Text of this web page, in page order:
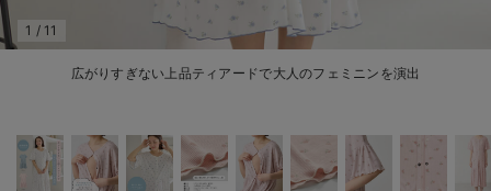
快適機能ウェア特集 パジャマ
erbaviva（エルバビーバ）
ハレの日に着るANGELIEBEのセレモニー
お部屋映えアイテム
広がりすぎない上品ティアードで大人のフェミニンを演出
1 / 11